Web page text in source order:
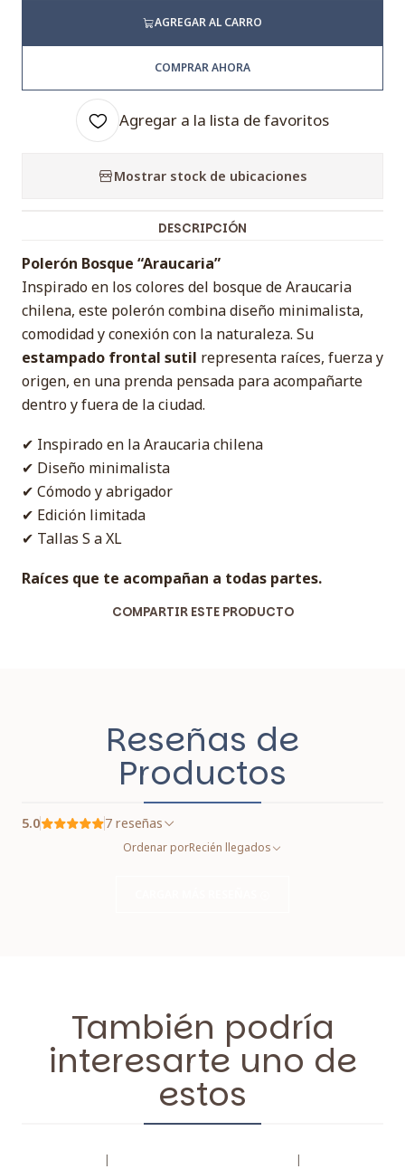
AGREGAR AL CARRO
COMPRAR AHORA
Agregar a la lista de favoritos
Mostrar stock de ubicaciones
DESCRIPCIÓN
Polerón Bosque “Araucaria”
Inspirado en los colores del bosque de Araucaria
chilena, este polerón combina diseño minimalista,
comodidad y conexión con la naturaleza. Su
estampado frontal sutil representa raíces, fuerza y
origen, en una prenda pensada para acompañarte
dentro y fuera de la ciudad.
✔ Inspirado en la Araucaria chilena
✔ Diseño minimalista
✔ Cómodo y abrigador
✔ Edición limitada
✔ Tallas S a XL
Raíces que te acompañan a todas partes.
COMPARTIR ESTE PRODUCTO
Reseñas de
Productos
5.0 7 reseñas
Ordenar porRecién llegados
También podría
interesarte uno de
estos
| |